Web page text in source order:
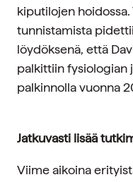
kiputilojen
tunnistamista
löydöksenä, että
palkittiin fysiologian
palkinnolla vuonna
Jatkuvasti lisää
Viime aikoina